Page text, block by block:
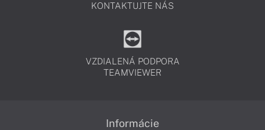
KONTAKTUJTE NÁS
VZDIALENÁ PODPORA
TEAMVIEWER
Informácie